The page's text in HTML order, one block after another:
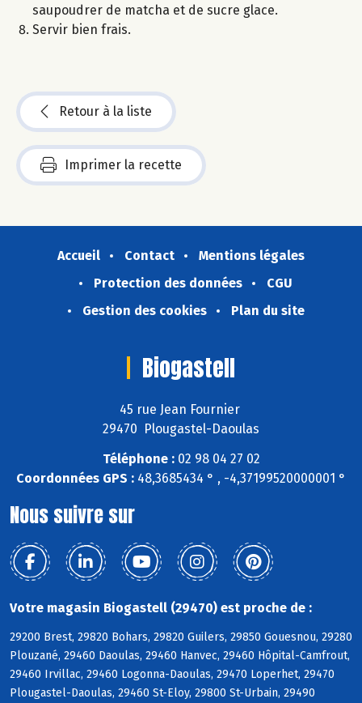
saupoudrer de matcha et de sucre glace.
Servir bien frais.
Retour à la liste
Imprimer la recette
Accueil Contact
Mentions légales
Protection des données
CGU
Gestion des cookies
Plan du site
Biogastell
45 rue Jean Fournier
29470 Plougastel-Daoulas
Téléphone :02 98 04 27 02
Coordonnées GPS : 48,3685434 ° , -4,37199520000001 °
Nous suivre sur
Votre magasin Biogastell (29470) est proche de :
29200 Brest, 29820 Bohars, 29820 Guilers, 29850 Gouesnou, 29280
Plouzané, 29460 Daoulas, 29460 Hanvec, 29460 Hôpital-Camfrout,
29460 Irvillac, 29460 Logonna-Daoulas, 29470 Loperhet, 29470
Plougastel-Daoulas, 29460 St-Eloy, 29800 St-Urbain, 29490